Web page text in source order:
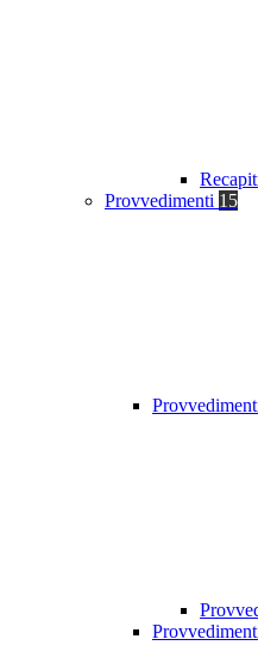
Provvedimenti 15